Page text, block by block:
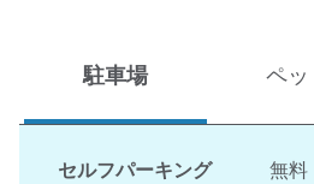
駐車場 ペッ
セルフパーキング
無料